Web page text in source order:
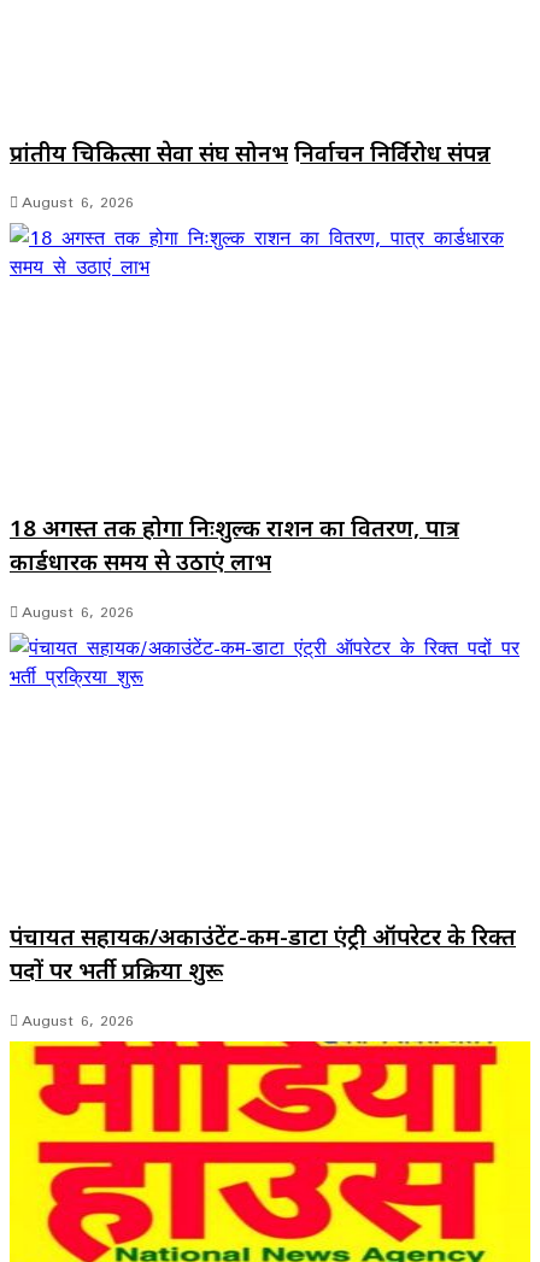
प्रांतीय चिकित्सा सेवा संघ सोनभद्र निर्वाचन निर्विरोध संपन्न
August 6, 2026
18 अगस्त तक होगा निःशुल्क राशन का वितरण, पात्र
कार्डधारक समय से उठाएं लाभ
August 6, 2026
पंचायत सहायक/अकाउंटेंट-कम-डाटा एंट्री ऑपरेटर के रिक्त
पदों पर भर्ती प्रक्रिया शुरू
August 6, 2026